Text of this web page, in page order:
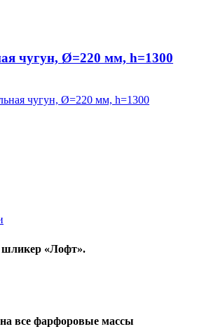
чугун, Ø=220 мм, h=1300
«Лофт».
все фарфоровые массы